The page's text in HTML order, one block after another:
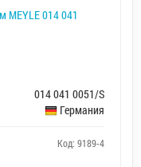
MEYLE 014 041
014 041 0051/S
Германия
Код: 9189-4